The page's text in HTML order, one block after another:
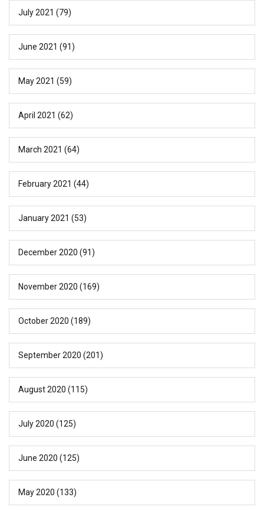
July 2021 (79)
June 2021 (91)
May 2021 (59)
April 2021 (62)
March 2021 (64)
February 2021 (44)
January 2021 (53)
December 2020 (91)
November 2020 (169)
October 2020 (189)
September 2020 (201)
August 2020 (115)
July 2020 (125)
June 2020 (125)
May 2020 (133)